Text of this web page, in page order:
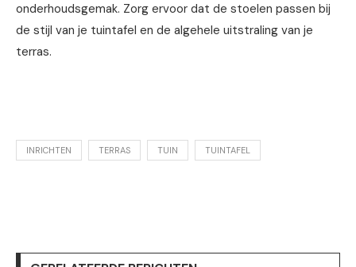
onderhoudsgemak. Zorg ervoor dat de stoelen passen bij
de stijl van je tuintafel en de algehele uitstraling van je
terras.
INRICHTEN TERRAS TUIN TUINTAFEL